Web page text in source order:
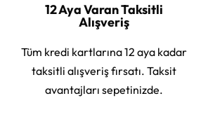
12 Aya Varan Taksitli
Alışveriş
Tüm kredi kartlarına 12 aya kadar
taksitli alışveriş fırsatı. Taksit
avantajları sepetinizde.